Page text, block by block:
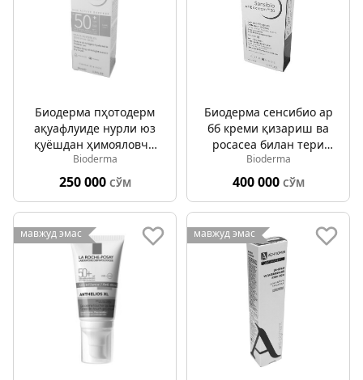
Биодерма пҳотодерм
ақуафлуиде нурли юз
қуёшдан ҳимояловчи
суюқлик спф 50+ 40мл
Bioderma
250 000 СЎМ
Биодерма сенсибио ар
бб креми қизариш ва
росаcеа билан тери
учун спф30 40мл
Bioderma
400 000 СЎМ
мавжуд эмас мавжуд эмас